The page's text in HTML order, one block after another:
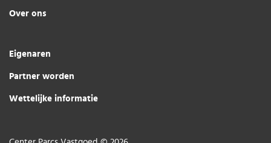
Over ons
Eigenaren
Partner worden
Wettelijke informatie